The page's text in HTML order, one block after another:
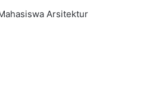
Arsitektur